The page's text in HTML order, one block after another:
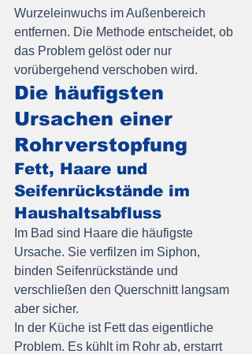
Wurzeleinwuchs im Außenbereich
entfernen. Die Methode entscheidet, ob
das Problem gelöst oder nur
vorübergehend verschoben wird.
Die häufigsten
Ursachen einer
Rohrverstopfung
Fett, Haare und
Seifenrückstände im
Haushaltsabfluss
Im Bad sind Haare die häufigste
Ursache. Sie verfilzen im Siphon,
binden Seifenrückstände und
verschließen den Querschnitt langsam
aber sicher.
In der Küche ist Fett das eigentliche
Problem. Es kühlt im Rohr ab, erstarrt